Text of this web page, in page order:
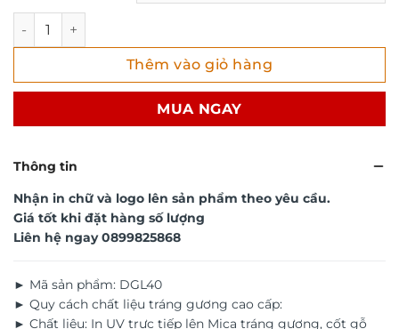
350.000 ₫
đến
530.000 ₫
Đồng hồ treo tường in logo thiết kế theo yêu cầu, quà
Thêm vào giỏ hàng
MUA NGAY
Thông tin
Nhận in chữ và logo lên sản phẩm theo yêu cầu.
Giá tốt khi đặt hàng số lượng
Liên hệ ngay0899825868
► Mã sản phẩm: DGL40
► Quy cách chất liệu tráng gương cao cấp:
► Chất liệu: In UV trực tiếp lên Mica tráng gương, cốt gỗ